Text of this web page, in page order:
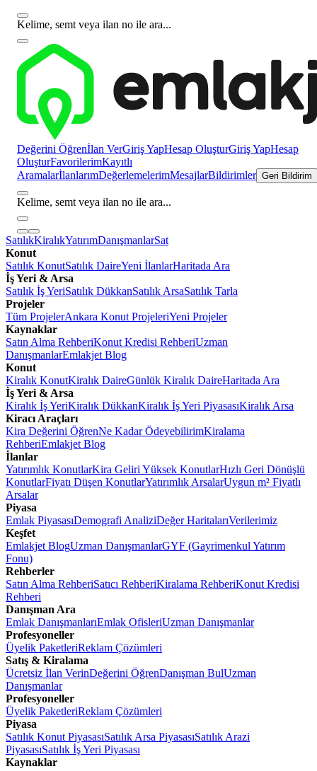
Kelime, semt veya ilan no ile ara...
Değerini Öğrenİlan VerGiriş YapHesap OluşturGiriş YapHesap
OluşturFavorilerimKayıtlı
AramalarİlanlarımDeğerlemelerimMesajlarBildirimler Geri Bildirim
Kelime, semt veya ilan no ile ara...
SatılıkKiralıkYatırımDanışmanlarSat
Konut
Satılık KonutSatılık DaireYeni İlanlarHaritada Ara
İş Yeri & Arsa
Satılık İş YeriSatılık DükkanSatılık ArsaSatılık Tarla
Projeler
Tüm ProjelerAnkara Konut ProjeleriYeni Projeler
Kaynaklar
Satın Alma RehberiKonut Kredisi RehberiUzman
DanışmanlarEmlakjet Blog
Konut
Kiralık KonutKiralık DaireGünlük Kiralık DaireHaritada Ara
İş Yeri & Arsa
Kiralık İş YeriKiralık DükkanKiralık İş Yeri PiyasasıKiralık Arsa
Kiracı Araçları
Kira Değerini ÖğrenNe Kadar ÖdeyebilirimKiralama
RehberiEmlakjet Blog
İlanlar
Yatırımlık KonutlarKira Geliri Yüksek KonutlarHızlı Geri Dönüşlü
KonutlarFiyatı Düşen KonutlarYatırımlık ArsalarUygun m² Fiyatlı
Arsalar
Piyasa
Emlak PiyasasıDemografi AnaliziDeğer HaritalarıVerilerimiz
Keşfet
Emlakjet BlogUzman DanışmanlarGYF (Gayrimenkul Yatırım
Fonu)
Rehberler
Satın Alma RehberiSatıcı RehberiKiralama RehberiKonut Kredisi
Rehberi
Danışman Ara
Emlak DanışmanlarıEmlak OfisleriUzman Danışmanlar
Profesyoneller
Üyelik PaketleriReklam Çözümleri
Satış & Kiralama
Ücretsiz İlan VerinDeğerini ÖğrenDanışman BulUzman
Danışmanlar
Profesyoneller
Üyelik PaketleriReklam Çözümleri
Piyasa
Satılık Konut PiyasasıSatılık Arsa PiyasasıSatılık Arazi
PiyasasıSatılık İş Yeri Piyasası
Kaynaklar